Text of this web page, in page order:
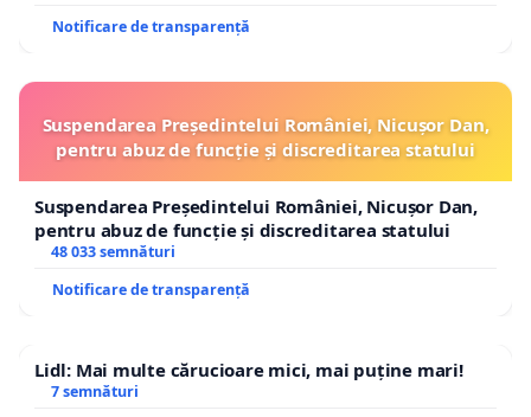
Notificare de transparență
Suspendarea Președintelui României, Nicușor Dan,
pentru abuz de funcție și discreditarea statului
Suspendarea Președintelui României, Nicușor Dan,
pentru abuz de funcție și discreditarea statului
48 033 semnături
Notificare de transparență
Lidl: Mai multe cărucioare mici, mai puține mari!
7 semnături